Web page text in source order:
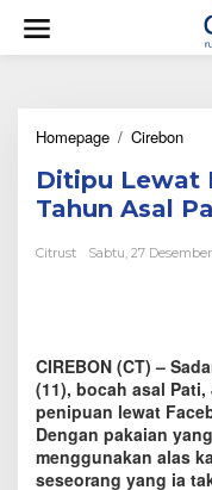
w
Homepage / Cirebon
t
i
p
L
F
a
c
e
b
o
Ditipu Lewat
Tahun Asal
Citrust Sabtu, 27
CIREBON (CT) –
(11), bocah asal
penipuan lewat
Dengan pakaian
menggunakan alas
seseorang yang ia